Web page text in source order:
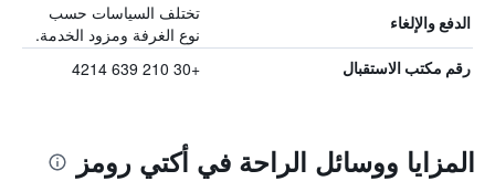
الدفع والإلغاء
تختلف السياسات حسب
نوع الغرفة ومزود الخدمة.
رقم مكتب الاستقبال +30 210 639 4214
المزايا ووسائل الراحة في أكتي رومز